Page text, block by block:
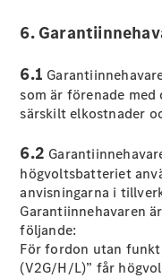
Alla
Roadster
CLE
Cabriolet
Mercedes-
AMG SL
Roadster
Mercedes-
6.
6.1
som är förenade
särskilt elkostnader
6.2
högvoltsbatteriet
anvisningarna i
Garantiinnehavaren
följande:
För fordon utan
(V2G/H/L)” får